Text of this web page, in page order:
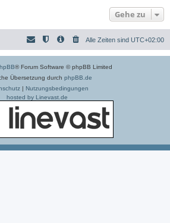
Gehe zu
Alle Zeiten sind UTC+02:00
® Forum Software © phpBB Limited
Übersetzung durch phpBB.de
| Nutzungsbedingungen
hosted by Linevast.de